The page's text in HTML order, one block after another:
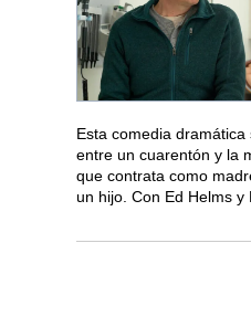
Esta comedia
entre un cuarentón y la
que contrata como
un hijo. Con Ed Helms y